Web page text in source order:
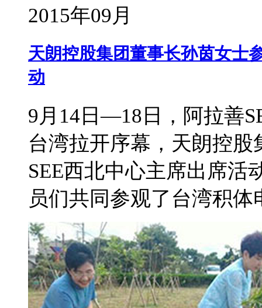
2015年09月
天朗控股集团董事长孙茵女士
动
9月14日—18日，阿拉善
台湾拉开序幕，天朗控
SEE西北中心主席出席活
员们共同参观了台湾积体